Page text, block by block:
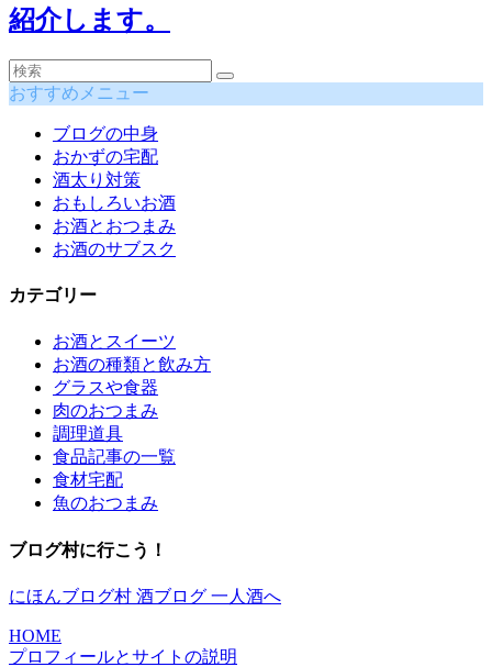
紹介します。
おすすめメニュー
ブログの中身
おかずの宅配
酒太り対策
おもしろいお酒
お酒とおつまみ
お酒のサブスク
カテゴリー
お酒とスイーツ
お酒の種類と飲み方
グラスや食器
肉のおつまみ
調理道具
食品記事の一覧
食材宅配
魚のおつまみ
ブログ村に行こう！
にほんブログ村 酒ブログ 一人酒へ
HOME
プロフィールとサイトの説明